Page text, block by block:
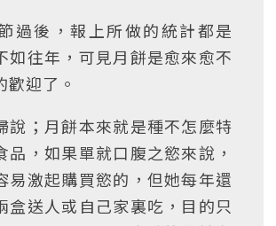
過後，報上所做的統計都是
如往年，可見月餅是愈來愈不
歡迎了。
說；月餅本來就是種不怎麼特
品，如果單就口腹之慾來說，
易激起購買慾的，但她每年還
盒送人或自己家裏吃，目的只